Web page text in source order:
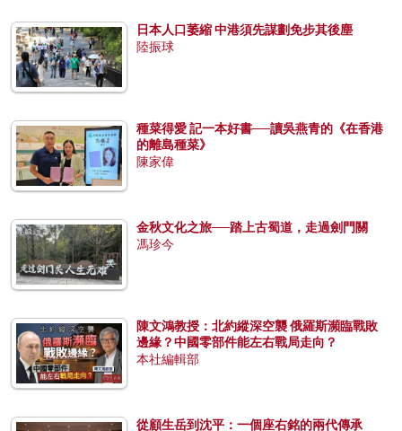
日本人口萎縮 中港須先謀劃免步其後塵
陸振球
種菜得愛 記一本好書──讀吳燕青的《在香港
的離島種菜》
陳家偉
金秋文化之旅──踏上古蜀道，走過劍門關
馮珍今
陳文鴻教授：北約縱深空襲 俄羅斯瀕臨戰敗
邊緣？中國零部件能左右戰局走向？
本社編輯部
從顧生岳到沈平：一個座右銘的兩代傳承